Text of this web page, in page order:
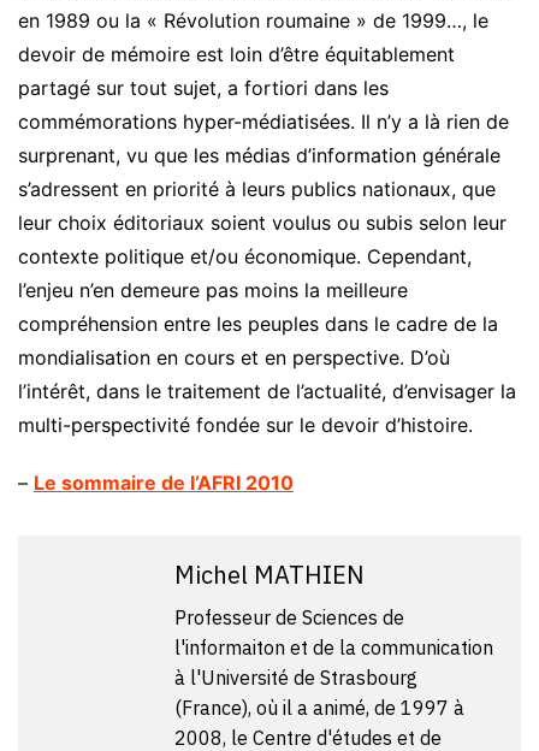
en 1989 ou la « Révolution roumaine » de 1999…, le
devoir de mémoire est loin d’être équitablement
partagé sur tout sujet, a fortiori dans les
commémorations hyper-médiatisées. Il n’y a là rien de
surprenant, vu que les médias d’information générale
s’adressent en priorité à leurs publics nationaux, que
leur choix éditoriaux soient voulus ou subis selon leur
contexte politique et/ou économique. Cependant,
l’enjeu n’en demeure pas moins la meilleure
compréhension entre les peuples dans le cadre de la
mondialisation en cours et en perspective. D’où
l’intérêt, dans le traitement de l’actualité, d’envisager la
multi-perspectivité fondée sur le devoir d’histoire.
– Le sommaire de l’AFRI 2010
Michel MATHIEN
Professeur de Sciences de
l'informaiton et de la communication
à l'Université de Strasbourg
(France), où il a animé, de 1997 à
2008, le Centre d'études et de